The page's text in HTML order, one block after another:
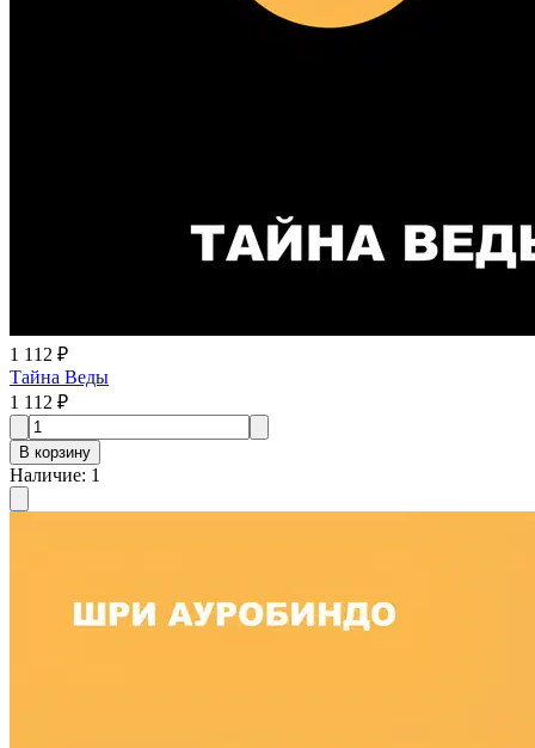
1 112 ₽
Тайна Веды
1 112 ₽
В корзину
Наличие: 1